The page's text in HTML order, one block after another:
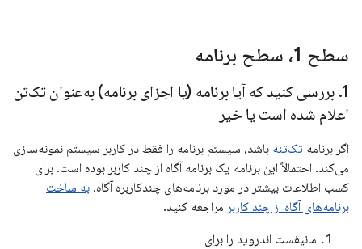
سطح 1، سطح برنامه
1
. بررسی کنید که آیا برنامه (یا اجزای برنامه) به‌عنوان تک‌تن
اعلام شده است یا خیر
اگر برنامه تک‌تنه باشد، سیستم برنامه را فقط در کاربر سیستم نمونه‌سازی
می‌کند. احتمالاً این برنامه یک برنامه آگاه از چند کاربر بوده است. برای
کسب اطلاعات بیشتر در مورد برنامه‌های چندکاربره آگاه، به ساخت
برنامه‌های آگاه از چند کاربر مراجعه کنید.
مانیفست اندروید را برای